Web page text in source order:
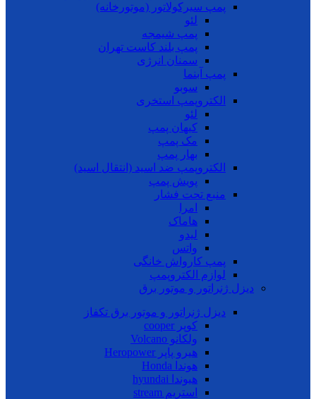
پمپ سیرکولاتور (موتورخانه)
لئو
پمپ شیمجه
پمپ بلند کاست تهران
سمنان انرژی
پمپ آبنما
سوبو
الکتروپمپ استخری
لئو
کیهان پمپ
مک پمپ
بهار پمپ
الکتروپمپ ضد اسید (انتقال اسید)
پویش پمپ
منبع تحت فشار
امرا
هاماک
لیدو
واتس
پمپ کارواش خانگی
لوازم الکتروپمپ
دیزل ژنراتور و موتور برق
دیزل ژنراتور و موتور برق تکفاز
کوپر cooper
ولکانو Volcano
هیرو پاپر Heropower
هوندا Honda
هیوندا hyundai
استریم stream